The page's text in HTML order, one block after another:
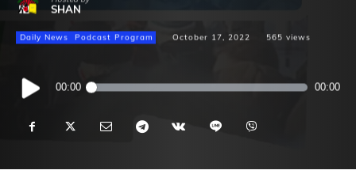
SHAN
Daily News Podcast Program October 17, 2022 565 views
Audio
Player
00:00 00:00